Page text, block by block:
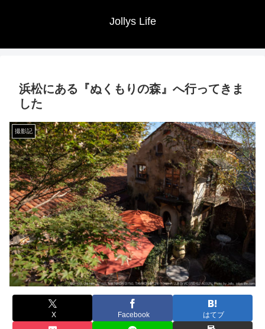
Jollys Life
浜松にある『ぬくもりの森』へ行ってきま
した
撮影記
X Facebook はてブ